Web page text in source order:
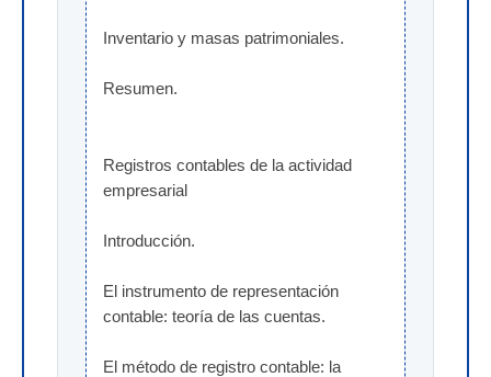
Inventario y masas patrimoniales.
Resumen.
Registros contables de la actividad
empresarial
Introducción.
El instrumento de representación
contable: teoría de las cuentas.
El método de registro contable: la